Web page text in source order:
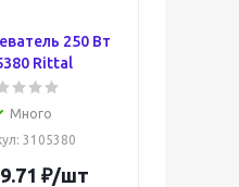
250 Вт
Rittal
Много
: 3105380
₽/шт